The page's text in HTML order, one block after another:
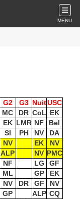
MENU
G2 G3 NuitUSC
MC DR CoL EK
EK LMR NF
Bel
SI PH NV
DA
NV EK
NV
ALP NV PMC
NF LG
GF
ML GP
EK
NV DR GF
NV
GP ALP CQ